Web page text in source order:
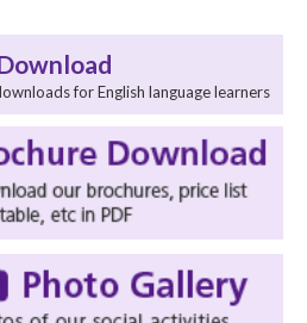
for English language learners